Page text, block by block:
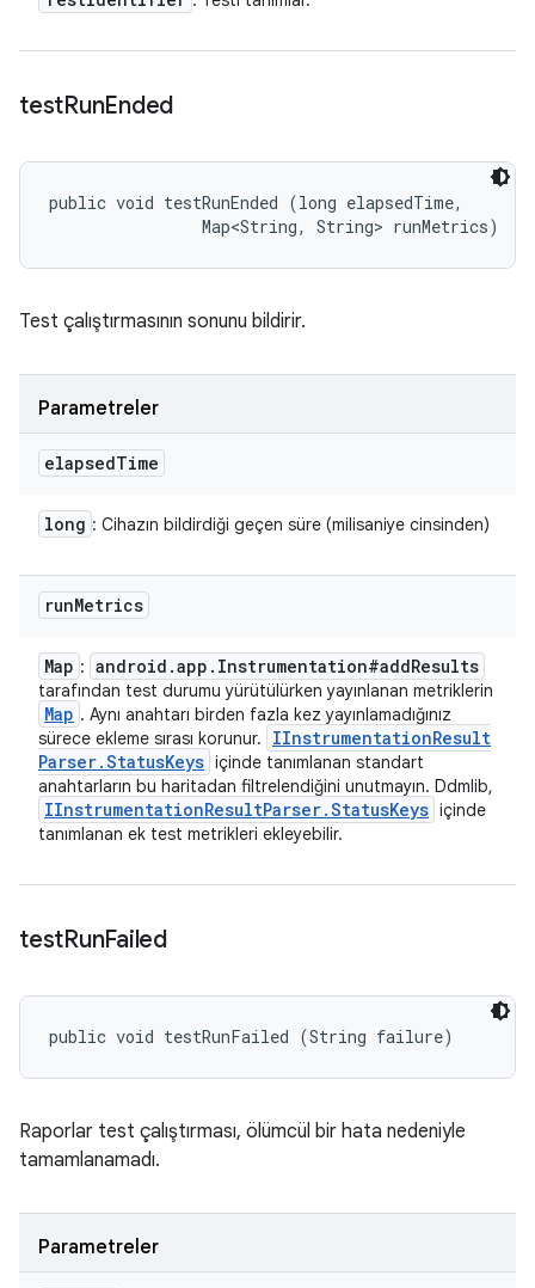
testRunEnded
public void testRunEnded (long elapsedTime,
                Map<String, String> runMetrics)
Test çalıştırmasının sonunu bildirir.
Parametreler
elapsedTime
long : Cihazın bildirdiği geçen süre (milisaniye cinsinden)
runMetrics
Map : android .app . Instrumentation#addResults
tarafından test durumu yürütülürken yayınlanan metriklerin
Map . Aynı anahtarı birden fazla kez yayınlamadığınız
sürece ekleme sırası korunur.
IInstrumentationResult
Parser.StatusKeys içinde tanımlanan standart
anahtarların bu haritadan filtrelendiğini unutmayın. Ddmlib,
IInstrumentationResultParser.StatusKeys içinde
tanımlanan ek test metrikleri ekleyebilir.
testRunFailed
public void testRunFailed (String failure)
Raporlar test çalıştırması, ölümcül bir hata nedeniyle
tamamlanamadı.
Parametreler